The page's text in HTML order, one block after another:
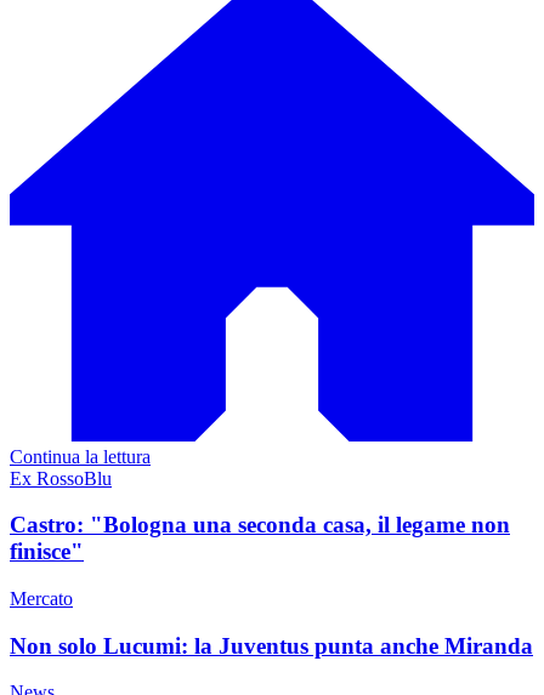
Continua la lettura
Ex RossoBlu
Castro: "Bologna una seconda casa, il legame non
finisce"
Mercato
Non solo Lucumi: la Juventus punta anche Miranda